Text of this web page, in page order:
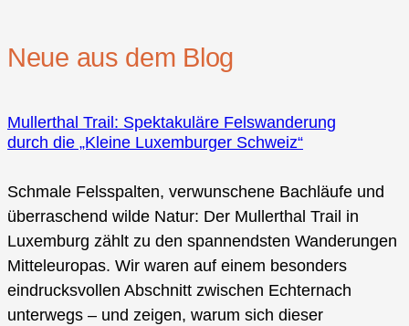
Neue aus dem Blog
Mullerthal Trail: Spektakuläre Felswanderung
durch die „Kleine Luxemburger Schweiz“
Schmale Felsspalten, verwunschene Bachläufe und
überraschend wilde Natur: Der Mullerthal Trail in
Luxemburg zählt zu den spannendsten Wanderungen
Mitteleuropas. Wir waren auf einem besonders
eindrucksvollen Abschnitt zwischen Echternach
unterwegs – und zeigen, warum sich dieser